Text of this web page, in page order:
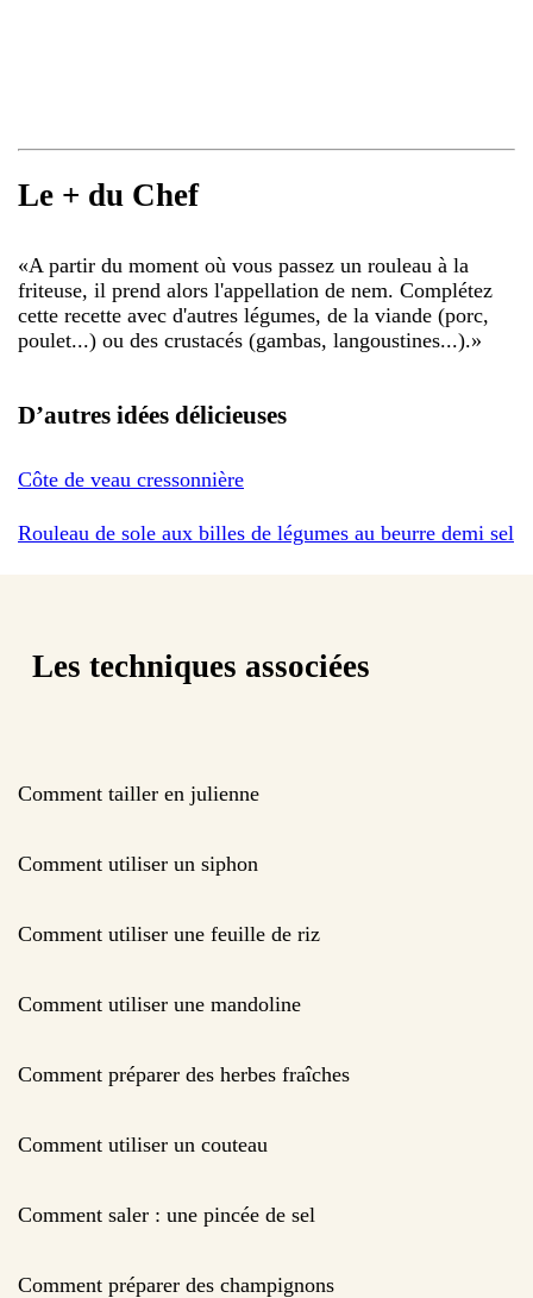
Le + du Chef
«A partir du moment où vous passez un rouleau à la
friteuse, il prend alors l'appellation de nem. Complétez
cette recette avec d'autres légumes, de la viande (porc,
poulet...) ou des crustacés (gambas, langoustines...).»
D’autres idées délicieuses
Côte de veau cressonnière
Rouleau de sole aux billes de légumes au beurre demi sel
Les techniques associées
Comment tailler en julienne
Comment utiliser un siphon
Comment utiliser une feuille de riz
Comment utiliser une mandoline
Comment préparer des herbes fraîches
Comment utiliser un couteau
Comment saler : une pincée de sel
Comment préparer des champignons